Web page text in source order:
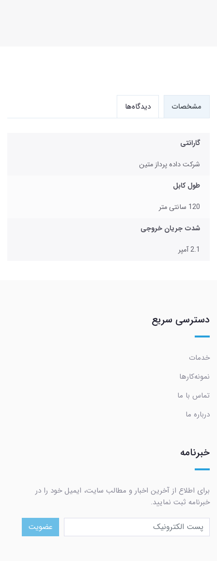
مشخصات دیدگاه‌ها
گارانتی
شرکت داده پرداز متین
طول کابل
120 سانتی متر
شدت جریان خروجی
2.1 آمپر
دسترسی سریع
خدمات
نمونه‌کارها
تماس با ما
درباره ما
خبرنامه
برای اطلاع از آخرین اخبار و مطالب سایت، ایمیل خود را در
خبرنامه ثبت نمایید.
عضویت